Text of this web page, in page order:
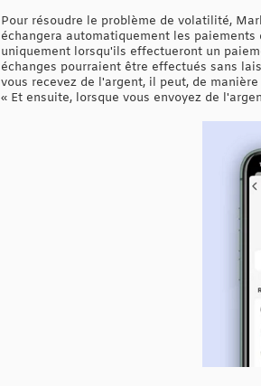
Pour résoudre le problème de volatilité,
échangera automatiquement les
uniquement lorsqu'ils effectueront un
échanges pourraient être effectués sans
vous recevez de l'argent, il peut, de
« Et ensuite, lorsque vous envoyez de